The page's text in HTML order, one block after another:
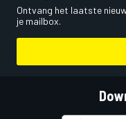
Ontvang het laatste
je mailbox.